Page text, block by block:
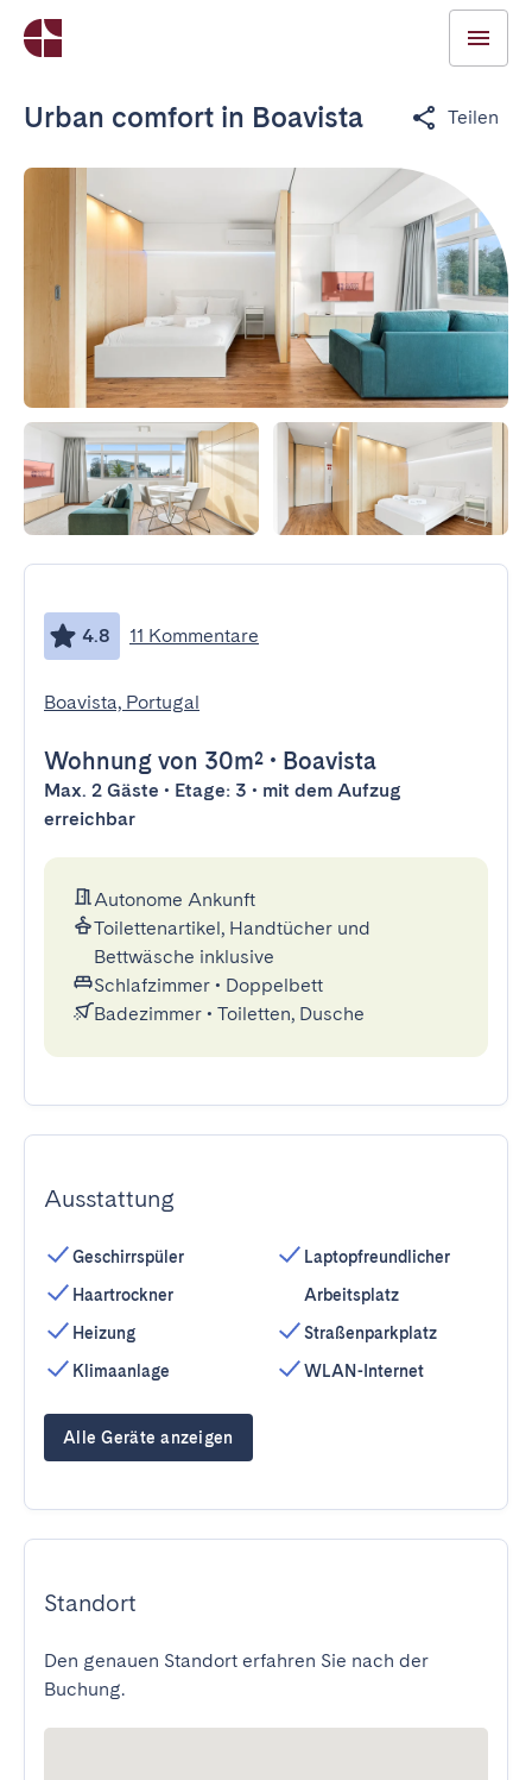
Urban comfort in Boavista Teilen
4.8 11 Kommentare
Boavista, Portugal
Wohnung von 30m² • Boavista
Max. 2 Gäste • Etage: 3 • mit dem Aufzug
erreichbar
Autonome Ankunft
Toilettenartikel, Handtücher und
Bettwäsche inklusive
Schlafzimmer • Doppelbett
Badezimmer • Toiletten, Dusche
Ausstattung
Geschirrspüler
Haartrockner
Heizung
Klimaanlage
Laptopfreundlicher
Arbeitsplatz
Straßenparkplatz
WLAN-Internet
Alle Geräte anzeigen
Standort
Den genauen Standort erfahren Sie nach der
Buchung.